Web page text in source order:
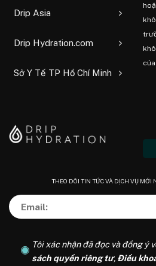
Drip Asia
Drip Hydration.com
Sở Y Tế TP Hồ Chí Minh
THEO DÕI TIN TỨC VÀ DỊCH VỤ MỚI
Tôi xác nhận đã đọc và đồng ý
sách quyền riêng tư, Điều